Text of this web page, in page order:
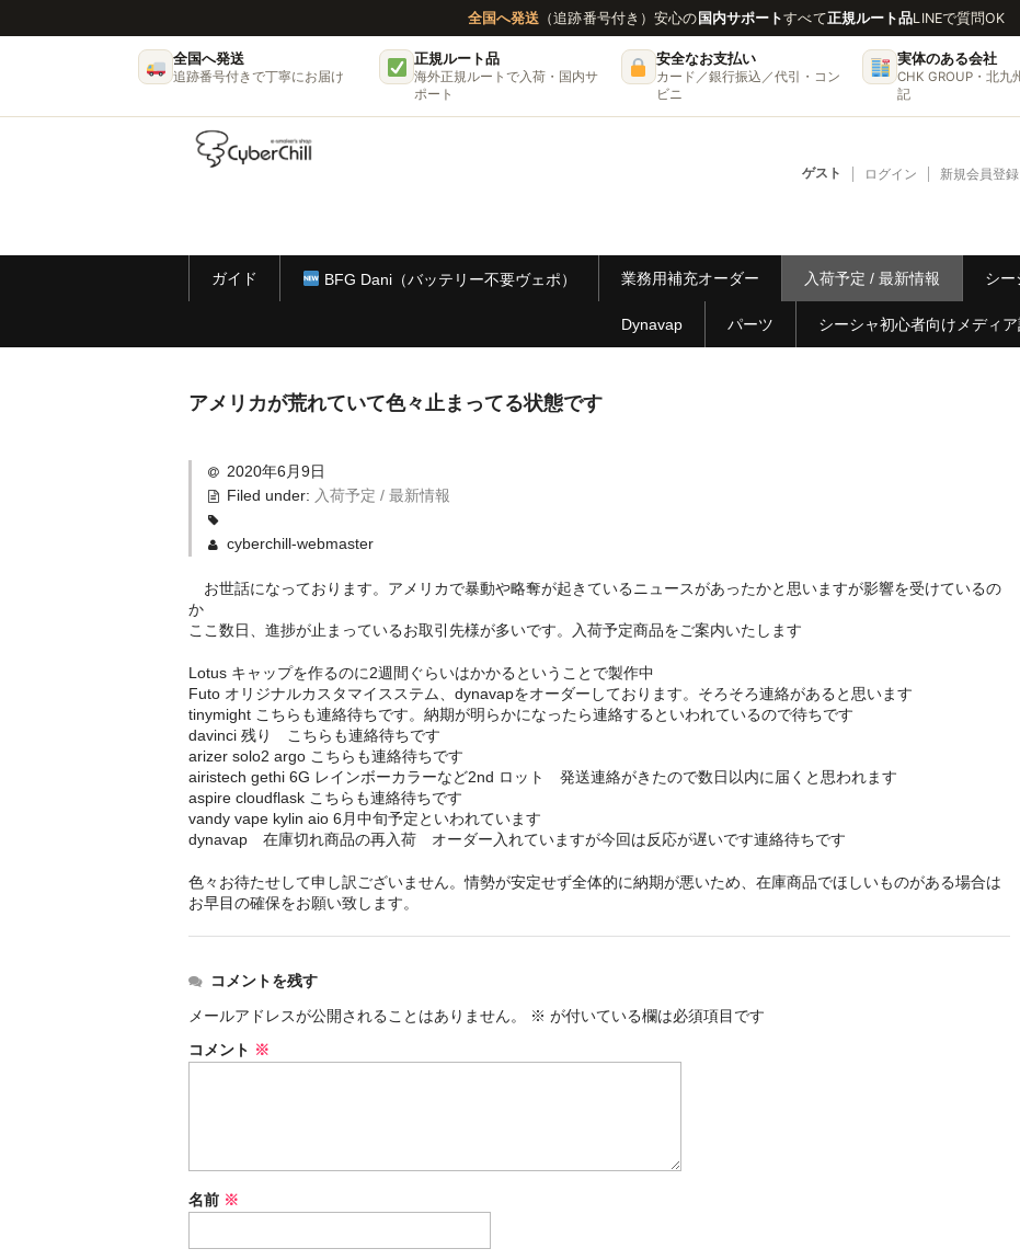
全国へ発送 （追跡番号付き）安心の 国内サポートすべて正規ルート品LINEで質問OK
全国へ発送
追跡番号付きで丁寧にお届け
正規ルート品
海外正規ルートで入荷・国内サ
ポート
安全なお支払い
カード／銀行振込／代引・コン
ビニ
実体のある会社
CHK GROUP・北九
記
ゲスト ログイン 新規会員登録
ガイド BFG Dani（バッテリー不要ヴェポ） 業務用補充オーダー 入荷予定 / 最新情報 シー
Dynavap パーツ シーシャ初心者向けメディ
アメリカが荒れていて色々止まってる状態です
2020年6月9日
Filed under: 入荷予定 / 最新情報
cyberchill-webmaster
お世話になっております。アメリカで暴動や略奪が起きているニュースがあったかと思いますが影響を受けているの
か
ここ数日、進捗が止まっているお取引先様が多いです。入荷予定商品をご案内いたします
Lotus キャップを作るのに2週間ぐらいはかかるということで製作中
Futo オリジナルカスタマイスステム、dynavapをオーダーしております。そろそろ連絡があると思います
tinymight こちらも連絡待ちです。納期が明らかになったら連絡するといわれているので待ちです
davinci 残り こちらも連絡待ちです
arizer solo2 argo こちらも連絡待ちです
airistech gethi 6G レインボーカラーなど2nd ロット 発送連絡がきたので数日以内に届くと思われます
aspire cloudflask こちらも連絡待ちです
vandy vape kylin aio 6月中旬予定といわれています
dynavap 在庫切れ商品の再入荷 オーダー入れていますが今回は反応が遅いです連絡待ちです
色々お待たせして申し訳ございません。情勢が安定せず全体的に納期が悪いため、在庫商品でほしいものがある場合は
お早目の確保をお願い致します。
コメントを残す
メールアドレスが公開されることはありません。
※ が付いている欄は必須項目です
コメント ※
名前 ※